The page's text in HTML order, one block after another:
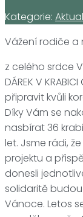
Kategorie:
Vážení rodiče a
z celého srdce
DÁREK V
připravit kvůli
Díky Vám se
nasbírat 36
let. Jsme rádi,
projektu a
donesli
solidaritě
Vánoce. Letos